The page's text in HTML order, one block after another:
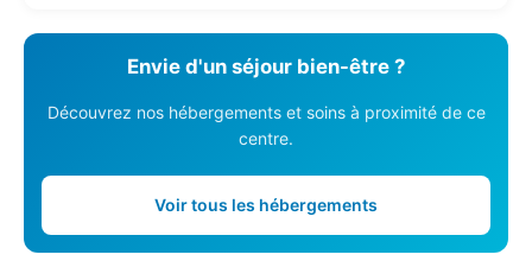
Envie d'un séjour bien-être ?
Découvrez nos hébergements et soins à proximité de ce
centre.
Voir tous les hébergements